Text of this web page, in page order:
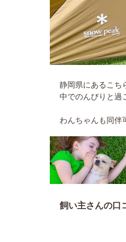
静岡県にあるこち
中でのんびりと過
わんちゃんも同伴
飼い主さんの口